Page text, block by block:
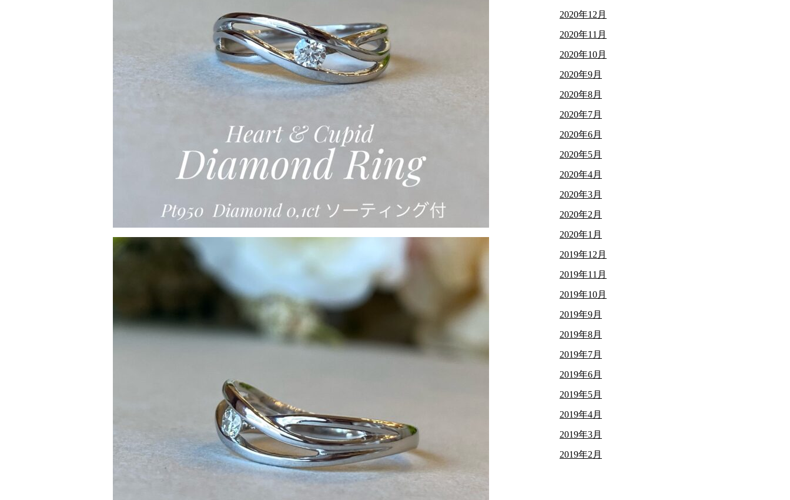
2020年12月
2020年11月
2020年10月
2020年9月
2020年8月
2020年7月
2020年6月
2020年5月
2020年4月
2020年3月
2020年2月
2020年1月
2019年12月
2019年11月
2019年10月
2019年9月
2019年8月
2019年7月
2019年6月
2019年5月
2019年4月
2019年3月
2019年2月